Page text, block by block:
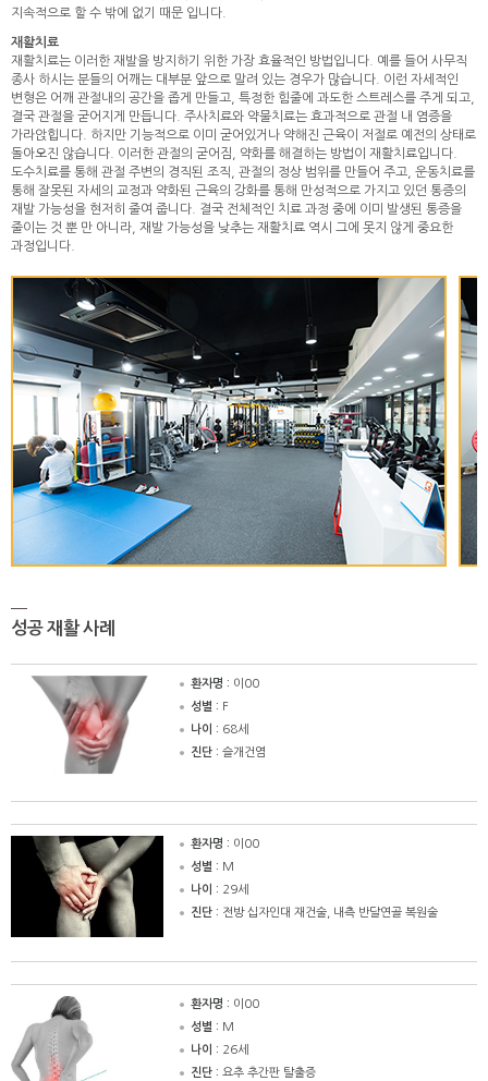
지속적으로 할 수 밖에 없기 때문 입니다.
재활치료
재활치료는 이러한 재발을 방지하기 위한 가장 효율적인 방법입니다. 예를 들어 사무직
종사 하시는 분들의 어깨는 대부분 앞으로 말려 있는 경우가 많습니다. 이런 자세적인
변형은 어깨 관절내의 공간을 좁게 만들고, 특정한 힘줄에 과도한 스트레스를 주게 되고,
결국 관절을 굳어지게 만듭니다. 주사치료와 약물치료는 효과적으로 관절 내 염증을
가라앉힙니다. 하지만 기능적으로 이미 굳어있거나 약해진 근육이 저절로 예전의 상태로
돌아오진 않습니다. 이러한 관절의 굳어짐, 약화를 해결하는 방법이 재활치료입니다.
도수치료를 통해 관절 주변의 경직된 조직, 관절의 정상 범위를 만들어 주고, 운동치료를
통해 잘못된 자세의 교정과 약화된 근육의 강화를 통해 만성적으로 가지고 있던 통증의
재발 가능성을 현저히 줄여 줍니다. 결국 전체적인 치료 과정 중에 이미 발생된 통증을
줄이는 것 뿐 만 아니라, 재발 가능성을 낮추는 재활치료 역시 그에 못지 않게 중요한
과정입니다.
성공 재활 사례
환자명 : 이00
성별 : F
나이 : 68세
진단 : 슬개건염
환자명 : 이00
성별 : M
나이 : 29세
진단 : 전방 십자인대 재건술, 내측 반달연골 복원술
환자명 : 이00
성별 : M
나이 : 26세
진단 : 요추 추간판 탈출증